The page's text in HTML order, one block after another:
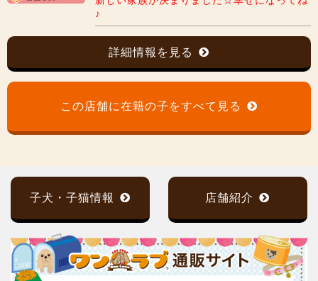
♪
詳細情報を見る
この店舗に在籍の子をすべて見る
子犬・子猫情報 店舗紹介